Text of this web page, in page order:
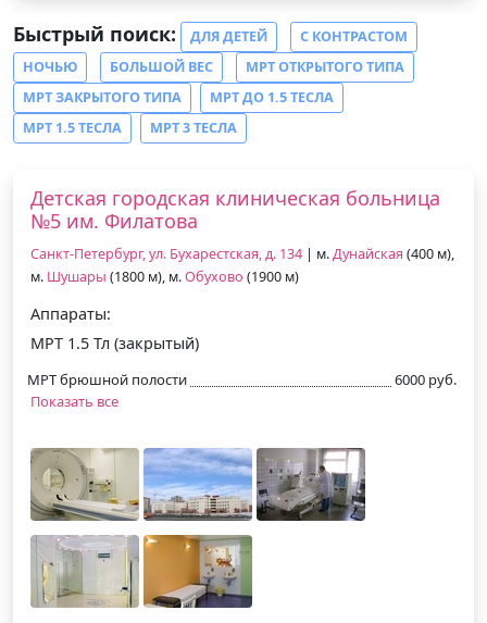
Быстрый поиск: ДЛЯ ДЕТЕЙ
С КОНТРАСТОМ
НОЧЬЮ
БОЛЬШОЙ ВЕС
МРТ ОТКРЫТОГО ТИПА
МРТ ЗАКРЫТОГО ТИПА
МРТ ДО 1.5 ТЕСЛА
МРТ 1.5 ТЕСЛА
МРТ 3 ТЕСЛА
Детская городская клиническая больница
№5 им. Филатова
Санкт-Петербург, ул. Бухарестская, д. 134 | м.Дунайская (400 м),
м. Шушары (1800 м), м.Обухово (1900 м)
Аппараты:
МРТ 1.5 Тл (закрытый)
МРТ брюшной полости
6000 руб.
Показать все